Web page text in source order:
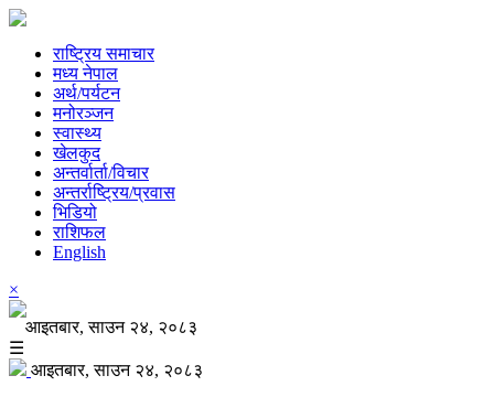
राष्ट्रिय समाचार
मध्य नेपाल
अर्थ/पर्यटन
मनोरञ्जन
स्वास्थ्य
खेलकुद
अन्तर्वार्ता/विचार
अन्तर्राष्ट्रिय/प्रवास
भिडियो
राशिफल
English
×
आइतबार, साउन २४, २०८३
☰
आइतबार, साउन २४, २०८३